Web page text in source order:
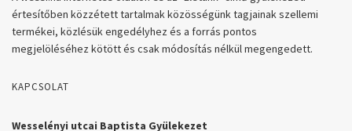
értesítőben közzétett tartalmak közösségünk tagjainak szellemi
termékei, közlésük engedélyhez és a forrás pontos
megjelöléséhez kötött és csak módosítás nélkül megengedett.
KAPCSOLAT
Wesselényi utcai Baptista Gyülekezet